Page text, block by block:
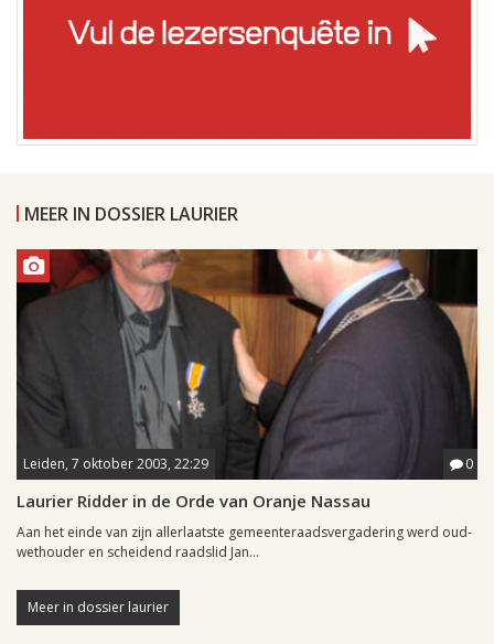
MEER IN DOSSIER LAURIER
Leiden, 7 oktober 2003, 22:29 0
Laurier Ridder in de Orde van Oranje Nassau
Aan het einde van zijn allerlaatste gemeenteraadsvergadering werd oud-
wethouder en scheidend raadslid Jan...
Meer in dossier laurier